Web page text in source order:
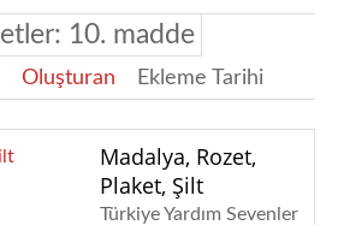
10. madde
Oluşturan Ekleme Tarihi
Madalya, Rozet,
Plaket, Şilt
Türkiye Yardım Sevenler